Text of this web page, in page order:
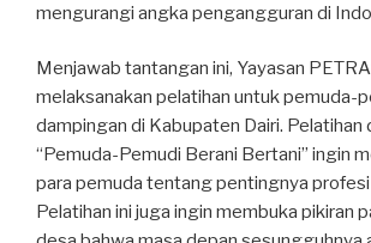
mengurangi angka pengangguran di
Menjawab tantangan ini, Yayasan
melaksanakan pelatihan untuk pemuda-
dampingan di Kabupaten Dairi. Pelatihan
“Pemuda-Pemudi Berani Bertani” ingin
para pemuda tentang pentingnya
Pelatihan ini juga ingin membuka pikiran